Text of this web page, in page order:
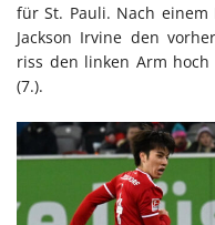
für St. Pauli. Nach einem
Jackson Irvine den
riss den linken Arm
(7.).